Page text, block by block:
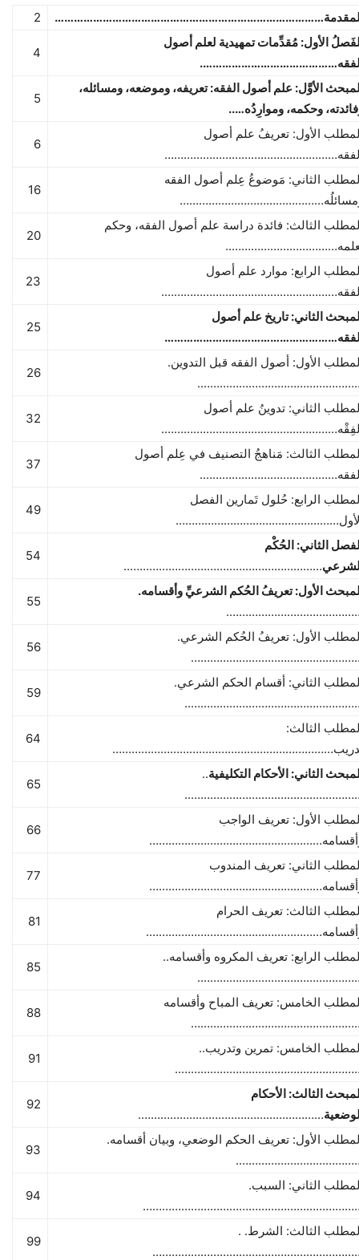
2
الأول: مُقدِّمات تمهيدية لعلم أصول
4
الأوَّل: علم أصول الفقه: تعريفه، وموضعه، ومسائله،
وحكمه، وموارِدُه…..
5
الأول: تعريفُ علم أصول
6
الثاني: مَوضوعُ عِلم أصول الفقه
16
الثالث: فائدة دراسة علم أصول الفقه، وحكم
20
الرابع: موارد علم أصول
23
الثاني: تاريخ علم أصول
25
الأول: أصول الفقه قبل التدوين.
26
الثاني: تدوينُ علم أصول
32
الثالث: مَناهجُ التصنيف في عِلم أصول
37
الرابع: حُلول تَمارين الفصل
49
الثاني: الحُكْم
……………………………………………………..
54
الأول: تعريفُ الحُكم الشرعيِّ وأقسامه.
55
الأول: تعريفُ الحُكم الشرعي.
56
الثاني: أقسام الحكم الشرعي.
59
الثالث:
64
الثاني: الأحكام التكليفية..
65
الأول: تعريف الواجب
66
الثاني: تعريف المندوب
77
الثالث: تعريف الحرام
81
الرابع: تعريف المكروه وأقسامه..
85
الخامس: تعريف المباح وأقسامه
88
الخامس: تمرين وتدريب..
91
الثالث: الأحكام
………………………………………………….
92
الأول: تعريف الحكم الوضعي، وبيان أقسامه.
93
الثاني: السبب.
94
الثالث: الشرط. .
99